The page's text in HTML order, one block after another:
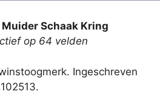
Schaak Kring
op 64 velden
Ingeschreven